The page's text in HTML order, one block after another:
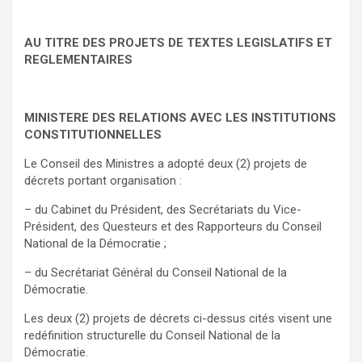
AU TITRE DES PROJETS DE TEXTES LEGISLATIFS ET
REGLEMENTAIRES
MINISTERE DES RELATIONS AVEC LES INSTITUTIONS
CONSTITUTIONNELLES
Le Conseil des Ministres a adopté deux (2) projets de
décrets portant organisation :
– du Cabinet du Président, des Secrétariats du Vice-
Président, des Questeurs et des Rapporteurs du Conseil
National de la Démocratie ;
– du Secrétariat Général du Conseil National de la
Démocratie.
Les deux (2) projets de décrets ci-dessus cités visent une
redéfinition structurelle du Conseil National de la
Démocratie.